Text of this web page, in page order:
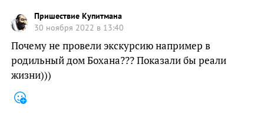
Пришествие Купитмана
30 ноября 2022 в 13:40
Почему не провели экскурсию например в
родильный дом Бохана??? Показали бы реали
жизни)))